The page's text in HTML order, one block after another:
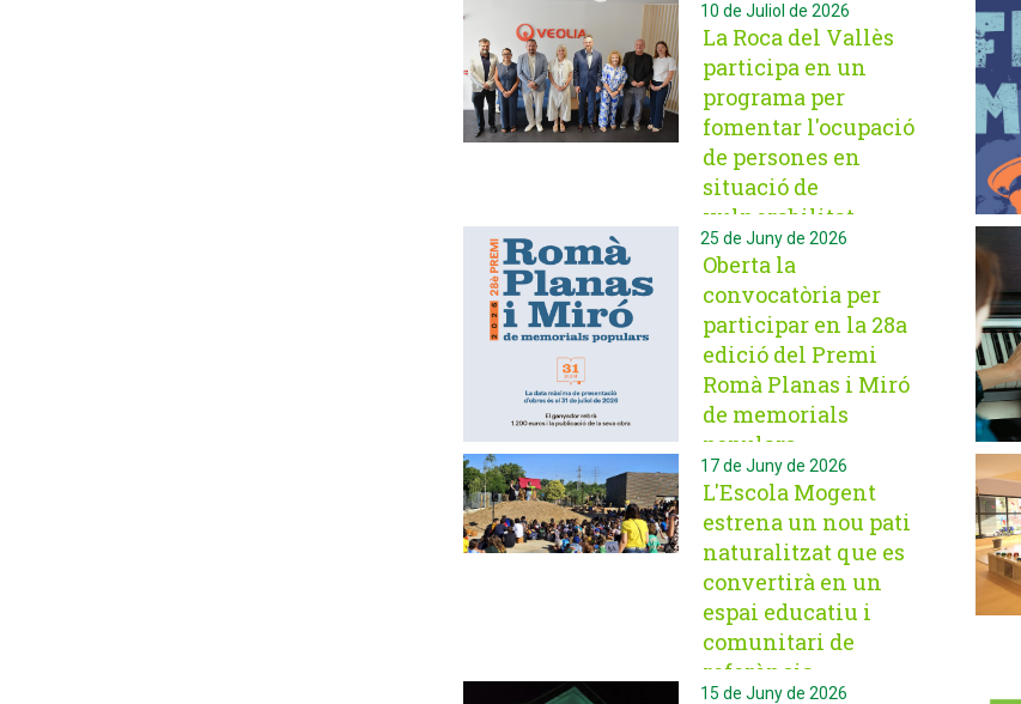
10 de Juliol de 2026
La Roca del Vallès
participa en un
programa per
fomentar l'ocupació
de persones en
situació de
vulnerabilitat
25 de Juny de 2026
Oberta la
convocatòria per
participar en la 28a
edició del Premi
Romà Planas i Miró
de memorials
populars
17 de Juny de 2026
L'Escola Mogent
estrena un nou pati
naturalitzat que es
convertirà en un
espai educatiu i
comunitari de
referència
15 de Juny de 2026